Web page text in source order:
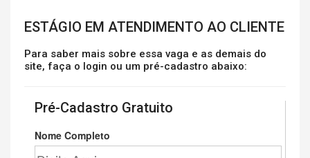
ESTÁGIO EM ATENDIMENTO AO CLIENTE
Para saber mais sobre essa vaga e as demais do
site, faça o login ou um pré-cadastro abaixo:
Pré-Cadastro Gratuito
Nome Completo